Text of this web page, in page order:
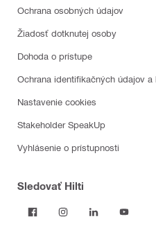
Ochrana osobných údajov
Žiadosť dotknutej osoby
Dohoda o prístupe
Ochrana identifikačných údajov a
Nastavenie cookies
Stakeholder SpeakUp
Vyhlásenie o prístupnosti
Sledovať Hilti